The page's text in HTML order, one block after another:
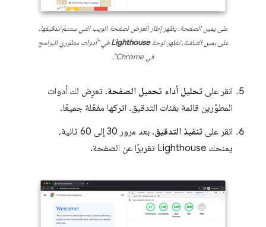
على يمين الصفحة، يظهر إطار العرض لصفحة الويب التي ستتمّ تدقيقها.
على يمين الشاشة، تظهر لوحةLighthouseفي "أدوات مطوّري البرامج
في Chrome".
انقر على تحليل أداء تحميل الصفحة. تعرِض لك أدوات
المطوّرين قائمة بفئات التدقيق. اتركها مفعّلة جميعًا.
انقر على تنفيذ التدقيق
. بعد مرور 30 إلى 60 ثانية،
يمنحك Lighthouse تقريرًا عن الصفحة.